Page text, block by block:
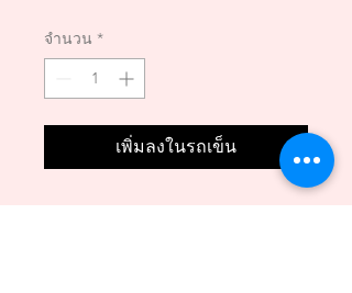
จำนวน *
เพิ่มลงในรถเข็น